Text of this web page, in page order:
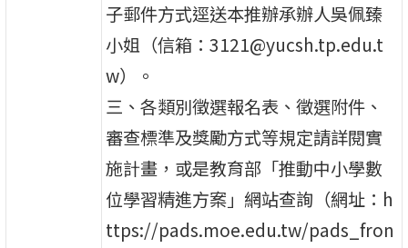
子郵件方式逕送本推辦承辦人吳佩臻
小姐（信箱：3121@yucsh.tp.edu.t
w）。
三、各類別徵選報名表、徵選附件、
審查標準及獎勵方式等規定請詳閱實
施計畫，或是教育部「推動中小學數
位學習精進方案」網站查詢（網址：h
ttps://pads.moe.edu.tw/pads_fron